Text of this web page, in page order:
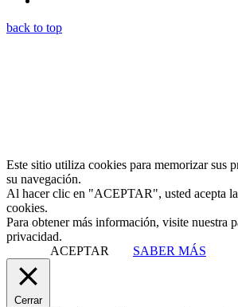
back to top
Este sitio utiliza cookies para memorizar sus
su navegación.
Al hacer clic en "ACEPTAR", usted acepta la
cookies.
Para obtener más información, visite nuestra
privacidad.
ACEPTAR
SABER MÁS
Cerrar